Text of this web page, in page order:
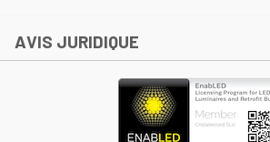
AVIS JURIDIQUE